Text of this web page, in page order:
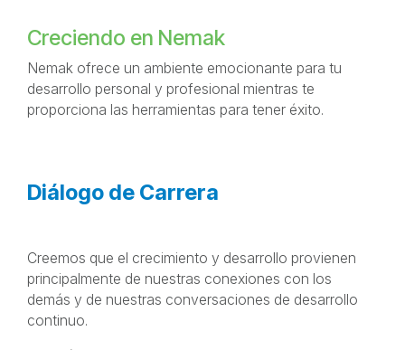
Creciendo en Nemak
Nemak ofrece un ambiente emocionante para tu
desarrollo personal y profesional mientras te
proporciona las herramientas para tener éxito.
Diálogo de Carrera
Creemos que el crecimiento y desarrollo provienen
principalmente de nuestras conexiones con los
demás y de nuestras conversaciones de desarrollo
continuo.